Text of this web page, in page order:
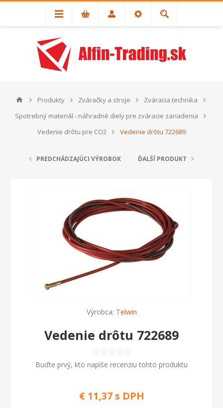
Produkty Zváračky a stroje
Zváracia technika
Spotrebný materiál - náhradné diely pre zváracie zariadenia
Vedenie drôtu pre CO2
Vedenie drôtu 722689
PREDCHÁDZAJÚCI VÝROBOK ĎALŠÍ PRODUKT
Výrobca: Telwin
Vedenie drôtu 722689
Buďte prvý, kto napíše recenziu tohto produktu
€ 11,37 s DPH